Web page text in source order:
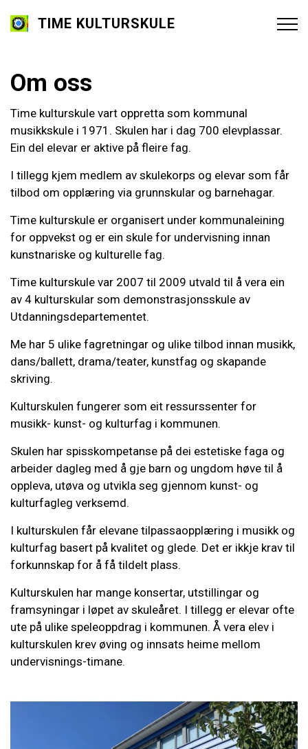
TIME KULTURSKULE
Om oss
Time kulturskule vart oppretta som kommunal
musikkskule i 1971. Skulen har i dag 700 elevplassar.
Ein del elevar er aktive på fleire fag.
I tillegg kjem medlem av skulekorps og elevar som får
tilbod om opplæring via grunnskular og barnehagar.
Time kulturskule er organisert under kommunaleining
for oppvekst og er ein skule for undervisning innan
kunstnariske og kulturelle fag.
Time kulturskule var 2007 til 2009 utvald til å vera ein
av 4 kulturskular som demonstrasjonsskule av
Utdanningsdepartementet.
Me har 5 ulike fagretningar og ulike tilbod innan musikk,
dans/ballett, drama/teater, kunstfag og skapande
skriving.
Kulturskulen fungerer som eit ressurssenter for
musikk- kunst- og kulturfag i kommunen.
Skulen har spisskompetanse på dei estetiske faga og
arbeider dagleg med å gje barn og ungdom høve til å
oppleva, utøva og utvikla seg gjennom kunst- og
kulturfagleg verksemd.
I kulturskulen får elevane tilpassaopplæring i musikk og
kulturfag basert på kvalitet og glede. Det er ikkje krav til
forkunnskap for å få tildelt plass.
Kulturskulen har mange konsertar, utstillingar og
framsyningar i løpet av skuleåret. I tillegg er elevar ofte
ute på ulike speleoppdrag i kommunen. Å vera elev i
kulturskulen krev øving og innsats heime mellom
undervisnings-timane.